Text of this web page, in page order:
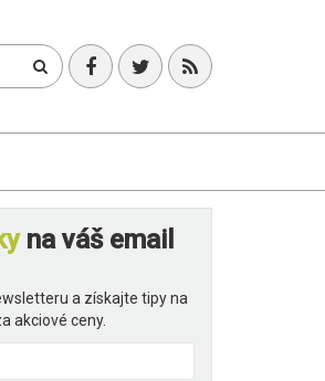
na váš email
a získajte tipy na
akciové ceny.